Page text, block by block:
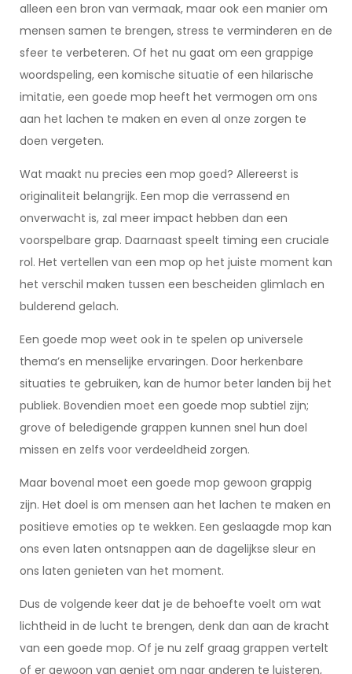
alleen een bron van vermaak, maar ook een manier om
mensen samen te brengen, stress te verminderen en de
sfeer te verbeteren. Of het nu gaat om een grappige
woordspeling, een komische situatie of een hilarische
imitatie, een goede mop heeft het vermogen om ons
aan het lachen te maken en even al onze zorgen te
doen vergeten.
Wat maakt nu precies een mop goed? Allereerst is
originaliteit belangrijk. Een mop die verrassend en
onverwacht is, zal meer impact hebben dan een
voorspelbare grap. Daarnaast speelt timing een cruciale
rol. Het vertellen van een mop op het juiste moment kan
het verschil maken tussen een bescheiden glimlach en
bulderend gelach.
Een goede mop weet ook in te spelen op universele
thema’s en menselijke ervaringen. Door herkenbare
situaties te gebruiken, kan de humor beter landen bij het
publiek. Bovendien moet een goede mop subtiel zijn;
grove of beledigende grappen kunnen snel hun doel
missen en zelfs voor verdeeldheid zorgen.
Maar bovenal moet een goede mop gewoon grappig
zijn. Het doel is om mensen aan het lachen te maken en
positieve emoties op te wekken. Een geslaagde mop kan
ons even laten ontsnappen aan de dagelijkse sleur en
ons laten genieten van het moment.
Dus de volgende keer dat je de behoefte voelt om wat
lichtheid in de lucht te brengen, denk dan aan de kracht
van een goede mop. Of je nu zelf graag grappen vertelt
of er gewoon van geniet om naar anderen te luisteren,